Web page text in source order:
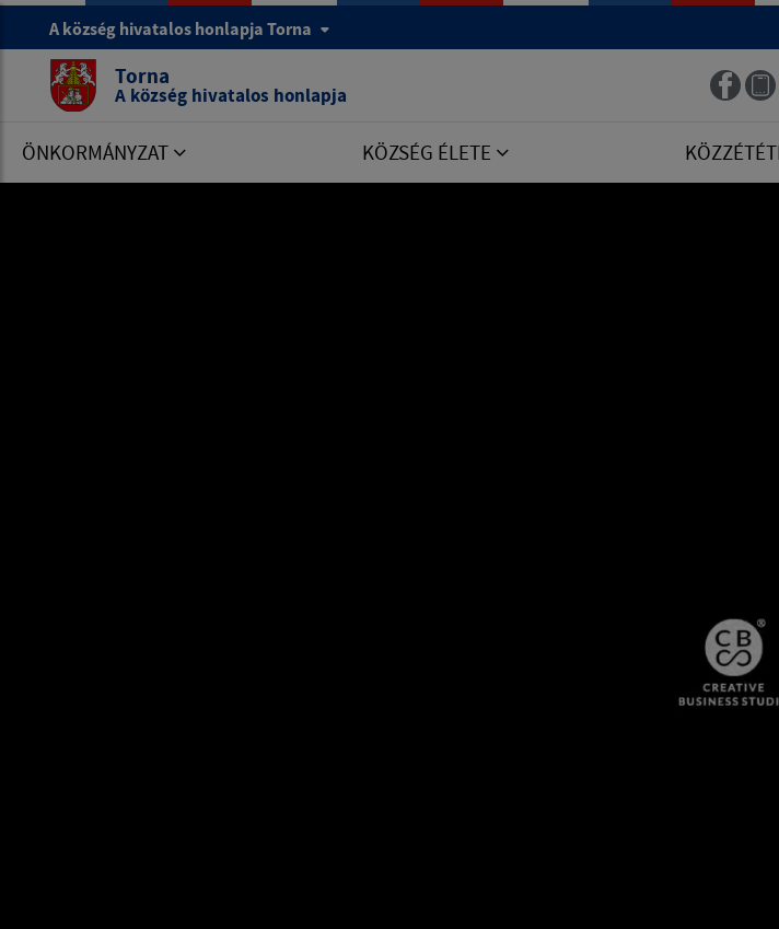
A község hivatalos honlapja Torna
Torna
A község hivatalos honlapja
ÖNKORMÁNYZAT KÖZSÉG ÉLETE